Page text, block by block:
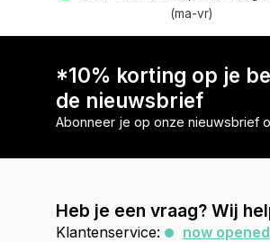
(ma-vr)
*10% korting op je
de nieuwsbrief
Abonneer je op onze nieuwsbrief
Heb je een vraag? Wij
Klantenservice: now opened